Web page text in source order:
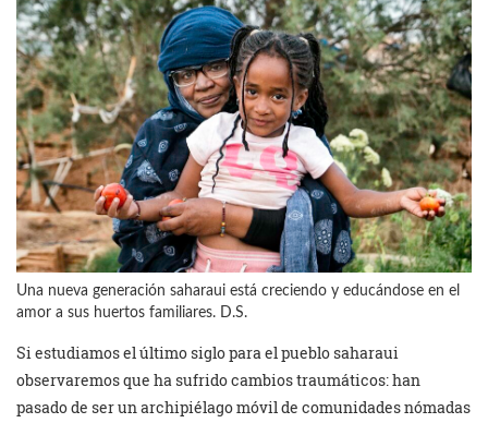
Una nueva generación saharaui está creciendo y educándose en el
amor a sus huertos familiares. D.S.
Si estudiamos el último siglo para el pueblo saharaui
observaremos que ha sufrido cambios traumáticos: han
pasado de ser un archipiélago móvil de comunidades nómadas